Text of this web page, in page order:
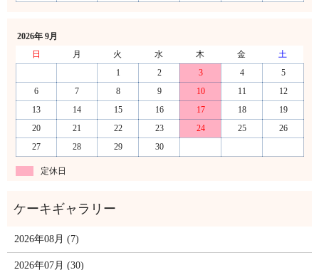
2026年 9月
日
月 火 水 木 金
土
1
2 3 4
5
6
7 8 9 10 11
12
13
14 15 16 17 18
19
20
21 22 23 24 25
26
27
28 29 30
定休日
2026年08月 (7)
2026年07月 (30)